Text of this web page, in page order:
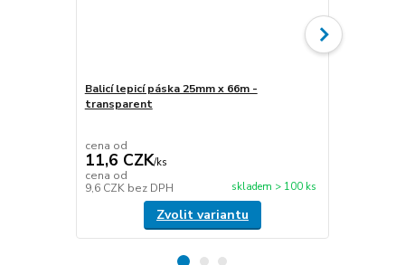
Balicí lepicí páska 25mm x 66m -
transparent
cena od
11,6 CZK/ks
cena od
9,6 CZK bez DPH skladem > 100 ks
Zvolit variantu